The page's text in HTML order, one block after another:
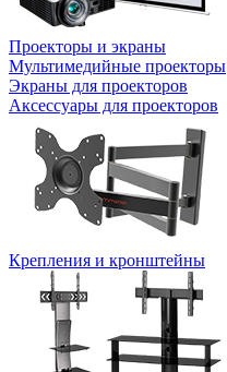
Проекторы и экраны
Мультимедийные проекторы
Экраны для проекторов
Аксессуары для проекторов
Крепления и кронштейны